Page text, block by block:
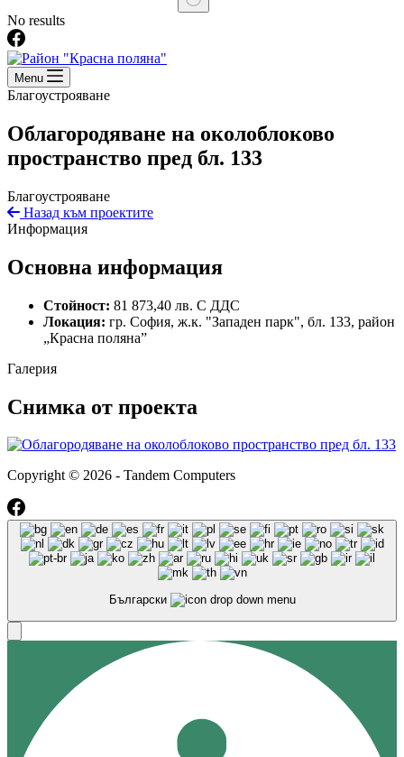
No results
Menu
Благоустрояване
Облагородяване на околоблоково
пространство пред бл. 133
Благоустрояване
Назад към проектите
Информация
Основна информация
Стойност: 81 873,40 лв. С ДДС
Локация: гр. София, ж.к. "Западен парк", бл. 133, район
„Красна поляна”
Галерия
Снимка от проекта
Copyright © 2026 - Tandem Computers
Български